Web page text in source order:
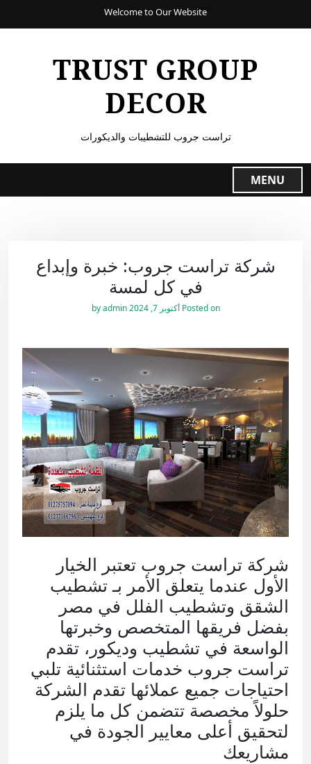
Welcome to Our Website
TRUST GROUP
DECOR
تراست جروب للتشطيبات والديكورات
MENU
شركة تراست جروب: خبرة وإبداع
في كل لمسة
Posted on أكتوبر 7, 2024 by
admin
شركة تراست جروب تعتبر الخيار
الأول عندما يتعلق الأمر بـ تشطيب
الشقق وتشطيب الفلل في مصر
بفضل فريقها المتخصص وخبرتها
الواسعة في تشطيب وديكور، تقدم
تراست جروب خدمات استثنائية تلبي
احتياجات جميع عملائها تقدم الشركة
حلولاً مخصصة تتضمن كل ما يلزم
لتحقيق أعلى معايير الجودة في
مشاريعك